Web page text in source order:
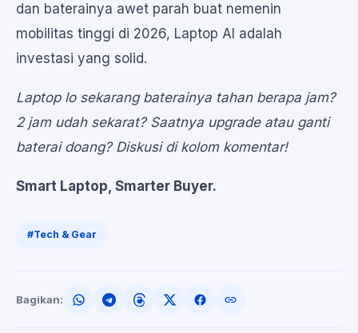
dan baterainya awet parah buat nemenin
mobilitas tinggi di 2026, Laptop AI adalah
investasi yang solid.
Laptop lo sekarang baterainya tahan berapa jam?
2 jam udah sekarat? Saatnya upgrade atau ganti
baterai doang? Diskusi di kolom komentar!
Smart Laptop, Smarter Buyer.
#Tech & Gear
Bagikan: